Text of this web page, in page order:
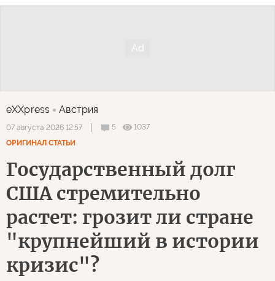
eXXpress Австрия
07 августа 2026 12:57 5
1037
ОРИГИНАЛ СТАТЬИ
Государственный долг
США стремительно
растет: грозит ли стране
"крупнейший в истории
кризис"?